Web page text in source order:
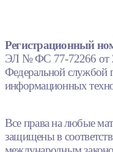
Регистрационный
ЭЛ № ФС 77-72266 от
Федеральной службой
информационных
Все права на любые
защищены в